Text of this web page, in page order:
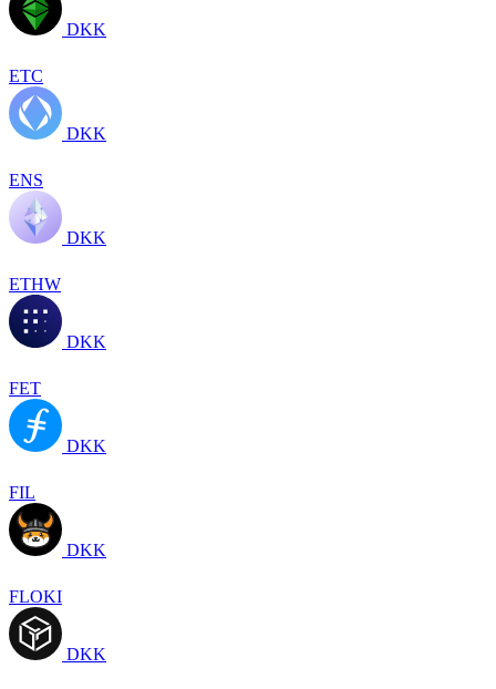
DKK
ETC
DKK
ENS
DKK
ETHW
DKK
FET
DKK
FIL
DKK
FLOKI
DKK